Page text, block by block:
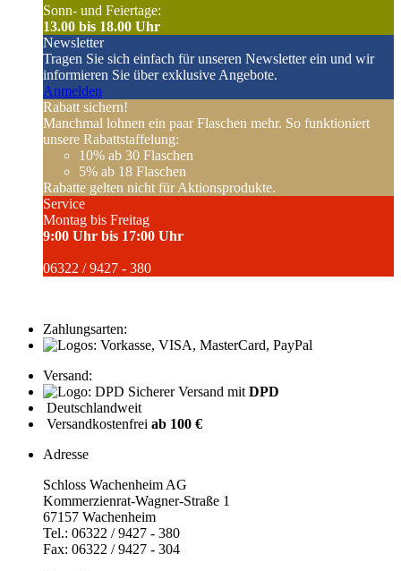
Sonn- und Feiertage:
13.00 bis 18.00 Uhr
Newsletter
Tragen Sie sich einfach für unseren Newsletter ein und wir
informieren Sie über exklusive Angebote.
Anmelden
Rabatt sichern!
Manchmal lohnen ein paar Flaschen mehr. So funktioniert
unsere Rabattstaffelung:
10% ab 30 Flaschen
5% ab 18 Flaschen
Rabatte gelten nicht für Aktionsprodukte.
Service
Montag bis Freitag
9:00 Uhr bis 17:00 Uhr
06322 / 9427 - 380
Zahlungsarten:
Versand:
Sicherer Versand mit DPD
Deutschlandweit
Versandkostenfrei ab 100 €
Adresse
Schloss Wachenheim AG
Kommerzienrat-Wagner-Straße 1
67157 Wachenheim
Tel.: 06322 / 9427 - 380
Fax: 06322 / 9427 - 304